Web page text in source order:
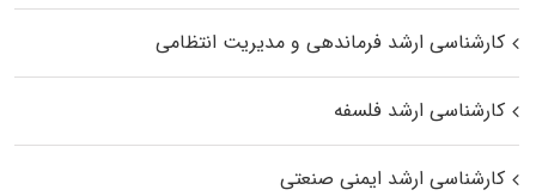
کارشناسی ارشد فرماندهی و مدیریت انتظامی
کارشناسی ارشد فلسفه
کارشناسی ارشد ایمنی صنعتی